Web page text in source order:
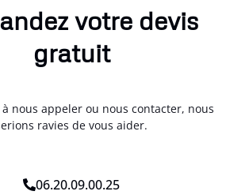
votre devis
gratuit
à nous appeler ou nous contacter, nous
ravies de vous aider.
06.20.09.00.25